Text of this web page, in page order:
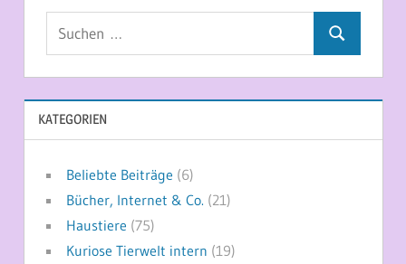
Suchen
KATEGORIEN
Beliebte Beiträge (6)
Bücher, Internet & Co. (21)
Haustiere (75)
Kuriose Tierwelt intern (19)